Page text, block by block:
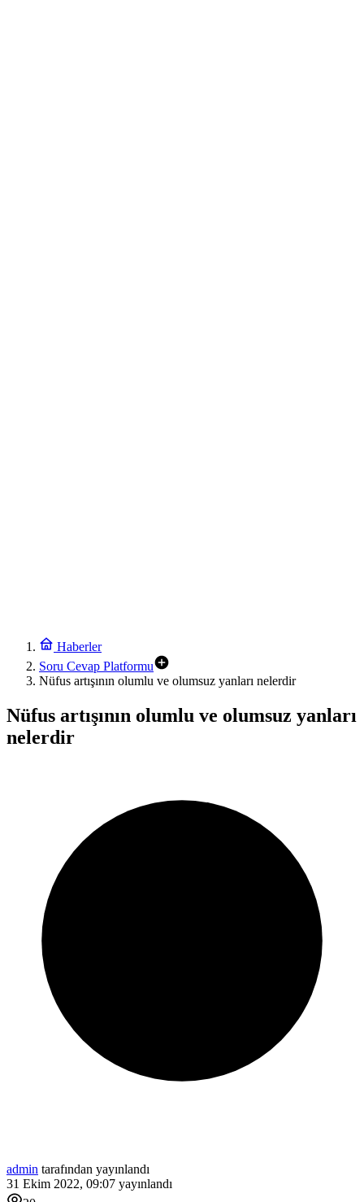
Haberler
Soru Cevap Platformu
Nüfus artışının olumlu ve olumsuz yanları nelerdir
Nüfus artışının olumlu ve olumsuz yanları
nelerdir
admin tarafından yayınlandı
31 Ekim 2022, 09:07 yayınlandı